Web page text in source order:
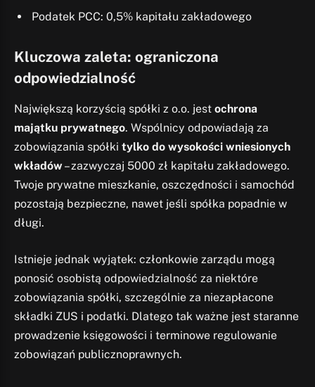
Podatek PCC: 0,5% kapitału zakładowego
Kluczowa zaleta: ograniczona
odpowiedzialność
Największą korzyścią spółki z o.o. jest ochrona
majątku prywatnego. Wspólnicy odpowiadają za
zobowiązania spółki tylko do wysokości wniesionych
wkładów – zazwyczaj 5000 zł kapitału zakładowego.
Twoje prywatne mieszkanie, oszczędności i samochód
pozostają bezpieczne, nawet jeśli spółka popadnie w
długi.
Istnieje jednak wyjątek: członkowie zarządu mogą
ponosić osobistą odpowiedzialność za niektóre
zobowiązania spółki, szczególnie za niezapłacone
składki ZUS i podatki. Dlatego tak ważne jest staranne
prowadzenie księgowości i terminowe regulowanie
zobowiązań publicznoprawnych.